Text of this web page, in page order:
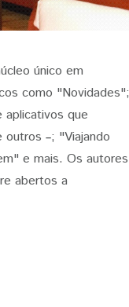
único em
como "Novidades";
aplicativos que
outros –; "Viajando
e mais. Os autores
abertos a